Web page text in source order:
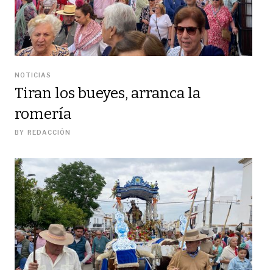
NOTICIAS
Tiran los bueyes, arranca la
romería
BY REDACCIÓN